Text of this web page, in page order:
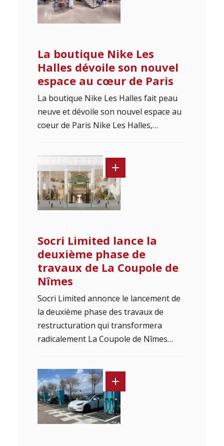
La boutique Nike Les
Halles dévoile son nouvel
espace au cœur de Paris
La boutique Nike Les Halles fait peau
neuve et dévoile son nouvel espace au
coeur de Paris Nike Les Halles,…
Socri Limited lance la
deuxième phase de
travaux de La Coupole de
Nîmes
Socri Limited annonce le lancement de
la deuxième phase des travaux de
restructuration qui transformera
radicalement La Coupole de Nîmes…